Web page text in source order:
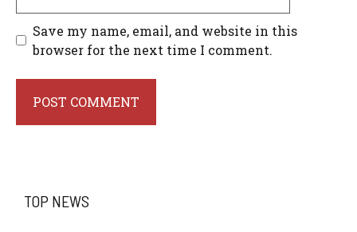
Save my name, email, and website in this
browser for the next time I comment.
TOP NEWS